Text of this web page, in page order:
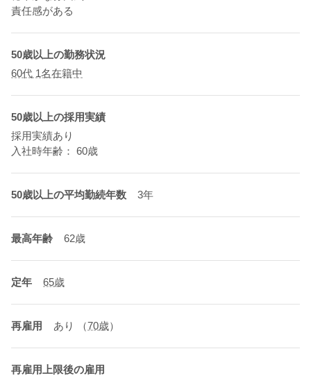
責任感がある
50歳以上の勤務状況
60代 1名在籍中
50歳以上の採用実績
採用実績あり
入社時年齢： 60歳
50歳以上の平均勤続年数 3年
最高年齢 62歳
定年 65歳
再雇用 あり （70歳）
再雇用上限後の雇用